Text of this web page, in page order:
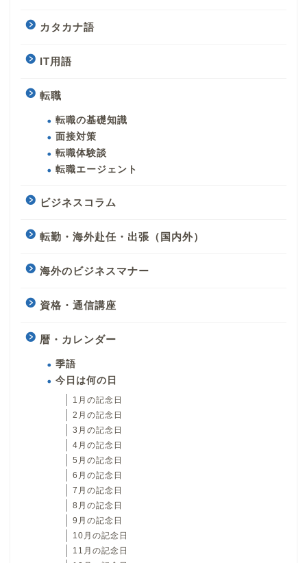
カタカナ語
IT用語
転職
転職の基礎知識
面接対策
転職体験談
転職エージェント
ビジネスコラム
転勤・海外赴任・出張（国内外）
海外のビジネスマナー
資格・通信講座
暦・カレンダー
季語
今日は何の日
1月の記念日
2月の記念日
3月の記念日
4月の記念日
5月の記念日
6月の記念日
7月の記念日
8月の記念日
9月の記念日
10月の記念日
11月の記念日